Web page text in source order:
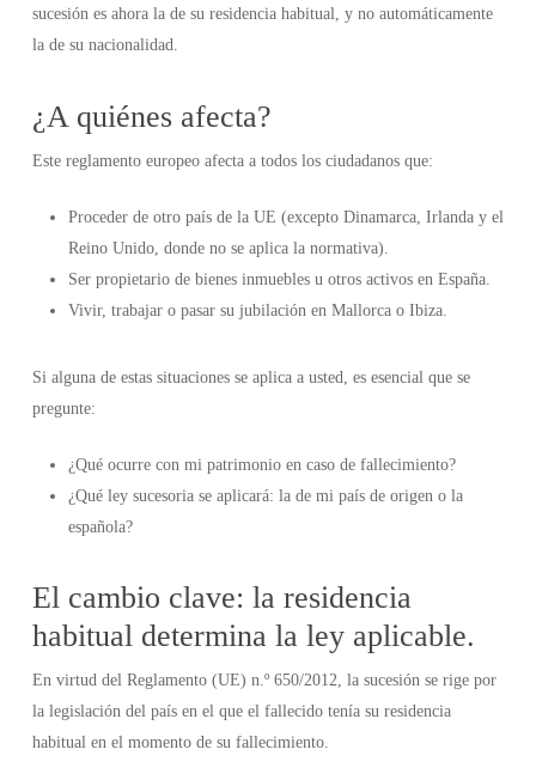
sucesión es ahora la de su residencia habitual, y no automáticamente
la de su nacionalidad.
¿A quiénes afecta?
Este reglamento europeo afecta a todos los ciudadanos que:
Proceder de otro país de la UE (excepto Dinamarca, Irlanda y el
Reino Unido, donde no se aplica la normativa).
Ser propietario de bienes inmuebles u otros activos en España.
Vivir, trabajar o pasar su jubilación en Mallorca o Ibiza.
Si alguna de estas situaciones se aplica a usted, es esencial que se
pregunte:
¿Qué ocurre con mi patrimonio en caso de fallecimiento?
¿Qué ley sucesoria se aplicará: la de mi país de origen o la
española?
El cambio clave: la residencia
habitual determina la ley aplicable.
En virtud del Reglamento (UE) n.º 650/2012, la sucesión se rige por
la legislación del país en el que el fallecido tenía su residencia
habitual en el momento de su fallecimiento.